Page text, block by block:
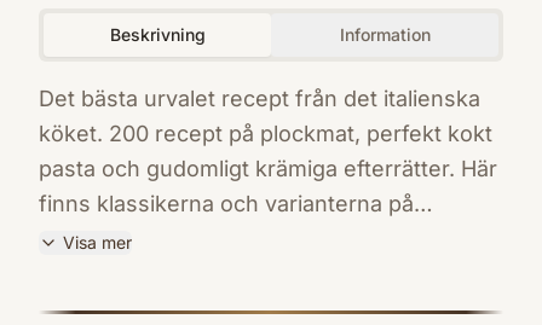
Beskrivning Information
Det bästa urvalet recept från det italienska
köket. 200 recept på plockmat, perfekt kokt
pasta och gudomligt krämiga efterrätter. Här
finns klassikerna och varianterna på
saltimbocca, pizza och risotto, varvat med
är enkla utan onödiga och tillkrånglade
Visa mer
9789186263355